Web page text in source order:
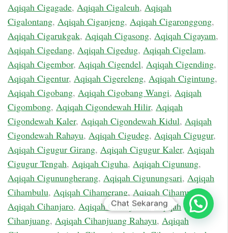
Aqiqah Cigagade, Aqiqah Cigaleuh, Aqiqah
Cigalontang, Aqiqah Ciganjeng, Aqiqah Cigaronggong,
Aqiqah Cigarukgak, Aqiqah Cigasong, Aqiqah Cigayam,
Aqiqah Cigedang, Aqiqah Cigedug, Aqiqah Cigelam,
Aqiqah Cigembor, Aqiqah Cigendel, Aqiqah Cigending,
Aqiqah Cigentur, Aqiqah Cigereleng, Aqiqah Cigintung,
Aqiqah Cigobang, Aqiqah Cigobang Wangi, Aqiqah
Cigombong, Aqiqah Cigondewah Hilir, Aqiqah
Cigondewah Kaler, Aqiqah Cigondewah Kidul, Aqiqah
Cigondewah Rahayu, Aqiqah Cigudeg, Aqiqah Cigugur,
Aqiqah Cigugur Girang, Aqiqah Cigugur Kaler, Aqiqah
Cigugur Tengah, Aqiqah Ciguha, Aqiqah Cigunung,
Aqiqah Cigunungherang, Aqiqah Cigunungsari, Aqiqah
Cihambulu, Aqiqah Cihamerang, Aqiqah Cihampelas,
Aqiqah Cihanjaro, Aqiqah Cihanjawar,Aqiqah
Cihanjuang, Aqiqah Cihanjuang Rahayu, Aqiqah
Chat Sekarang